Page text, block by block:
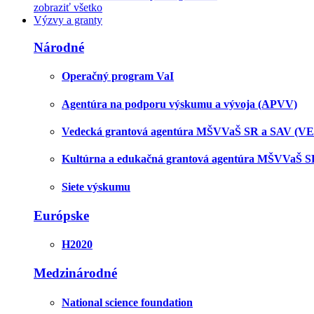
zobraziť všetko
Výzvy a granty
Národné
Operačný program VaI
Agentúra na podporu výskumu a vývoja (APVV)
Vedecká grantová agentúra MŠVVaŠ SR a SAV
Kultúrna a edukačná grantová agentúra MŠVVaŠ
Siete výskumu
Európske
H2020
Medzinárodné
National science foundation